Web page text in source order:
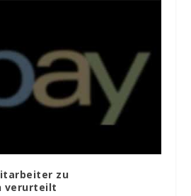
zu
verurteilt